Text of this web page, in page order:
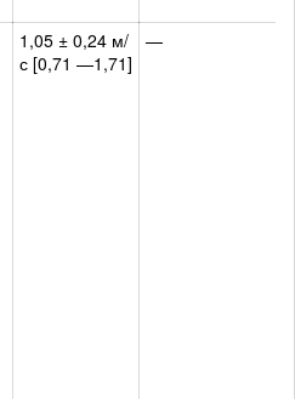
1,05 ± 0,24 м/
с [0,71 —1,71]
—